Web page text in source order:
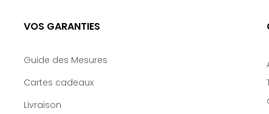
VOS GARANTIES
Guide des Mesures
Cartes cadeaux
Livraison